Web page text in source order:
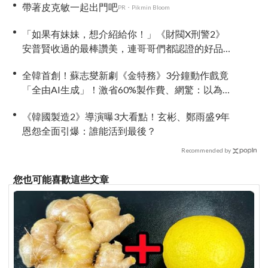
帶著皮克敏一起出門吧PR・Pikmin Bloom
「如果有妹妹，想介紹給你！」《財閥X刑警2》
安普賢收過的最棒讚美，連哥哥們都認證的好品
全韓首創！蘇志燮新劇《金特務》3分鐘動作戲竟
「全由AI生成」！激省60%製作費、網驚：以為
《韓國製造2》導演曝3大看點！玄彬、鄭雨盛9年
恩怨全面引爆：誰能活到最後？
Recommended by
您也可能喜歡這些文章